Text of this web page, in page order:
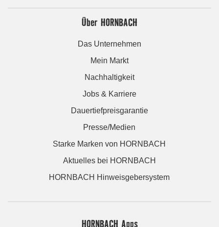
Über HORNBACH
Das Unternehmen
Mein Markt
Nachhaltigkeit
Jobs & Karriere
Dauertiefpreisgarantie
Presse/Medien
Starke Marken von HORNBACH
Aktuelles bei HORNBACH
HORNBACH Hinweisgebersystem
HORNBACH Apps